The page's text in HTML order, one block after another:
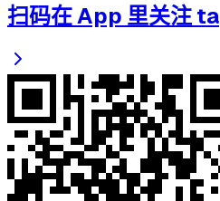
扫码在 App 里关注 ta